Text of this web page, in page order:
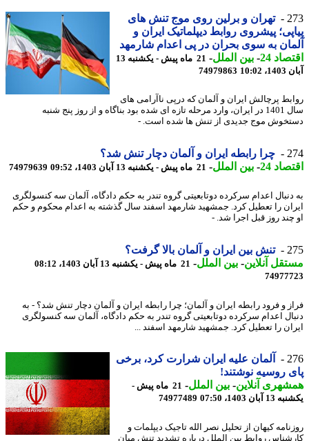
تهران و برلین روی موج تنش های
پیشروی روابط دیپلماتیک ایران و
به سوی بحران در پی اعدام شارمهد
24
-بین الملل-
21 ماه پیش - یکشنبه 13
74979863
پرچالش ایران و آلمان که درپی ناآرامی های
سال 1401 در ایران، وارد مرحله تازه ای شده بود بناگاه و از روز پنج شنبه
موج جدیدی از تنش ها شده است. -
چرا رابطه ایران و آلمان دچار تنش شد؟
24
-بین الملل-21 ماه پیش - یکشنبه 13 آبان 1403، 09:52 74979639
اعدام سرکرده دوتابعیتی گروه تندر به حکم دادگاه، آلمان سه کنسولگری
را تعطیل کرد. جمشهید شارمهد اسفند سال گذشته به اعدام محکوم و حکم
روز قبل اجرا شد. -
تنش بین ایران و آلمان بالا گرفت؟
آنلاین-بین الملل-21 ماه پیش - یکشنبه 13 آبان 1403، 08:12
و فرود رابطه ایران و آلمان؛ چرا رابطه ایران و آلمان دچار تنش شد؟ - به
اعدام سرکرده دوتابعیتی گروه تندر به حکم دادگاه، آلمان سه کنسولگری
را تعطیل کرد. جمشهید شارمهد اسفند ...
آلمان علیه ایران شرارت کرد، برخی
روسیه نوشتند!
آنلاین-بین الملل-
21 ماه پیش -
1403، 07:50
74977489
کیهان از تحلیل نصر الله تاجیک دیپلمات و
روابط بین الملل درباره تشدید تنش میان